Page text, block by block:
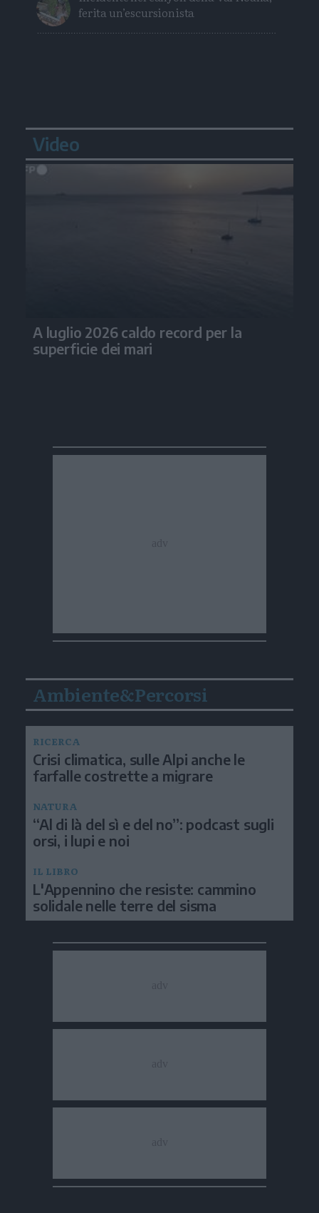
ferita un’escursionista
Video
A luglio 2026 caldo record per la
superficie dei mari
Ambiente&Percorsi
RICERCA
Crisi climatica, sulle Alpi anche le
farfalle costrette a migrare
NATURA
“Al di là del sì e del no”: podcast sugli
orsi, i lupi e noi
IL LIBRO
L'Appennino che resiste: cammino
solidale nelle terre del sisma